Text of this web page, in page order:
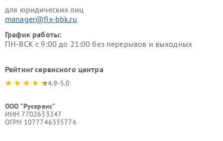
для юридических лиц
manager@fix-bbk.ru
График работы:
ПН-ВСК с 9:00 до 21:00 без перерывов и выходных
Рейтинг сервисного центра
4.9-5.0
ООО "Русервис"
ИНН 7702633247
ОГРН 1077746335776